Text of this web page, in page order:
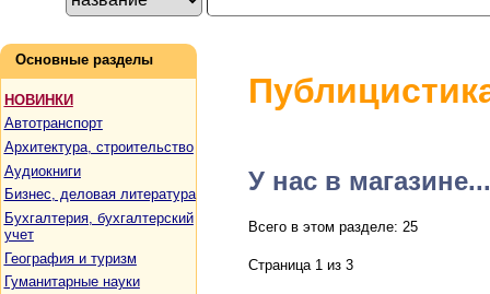
Основные разделы
НОВИНКИ
Автотранспорт
Архитектура, строительство
Аудиокниги
Бизнес, деловая литература
Бухгалтерия, бухгалтерский
учет
География и туризм
Гуманитарные науки
У нас в магазине...
Всего в этом разделе: 25
Страница 1 из 3